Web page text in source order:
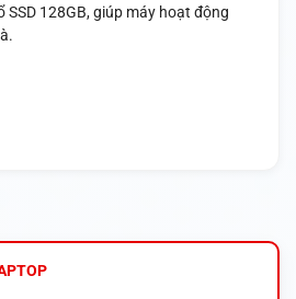
SSD 128GB, giúp máy hoạt động